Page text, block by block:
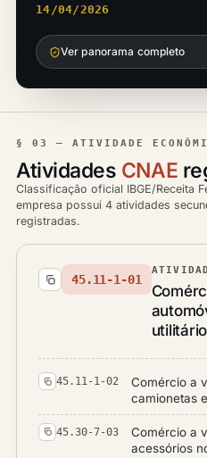
14/04/2026
Ver panorama completo
§ 03 — ATIVIDADE
Atividades CNAE
Classificação oficial IBGE/Receita
empresa possui 4 atividades
registradas.
45.11-1-01
45.11-1-02
Comércio a
camionetas
45.30-7-03
Comércio a
acessórios